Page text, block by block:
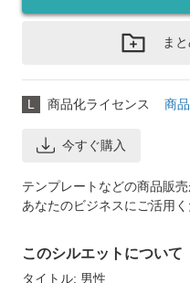
ま
L 商品化ライセンス 商
今すぐ購入
テンプレートなどの商品販
あなたのビジネスにご活用く
このシルエットについて
タイトル: 男性